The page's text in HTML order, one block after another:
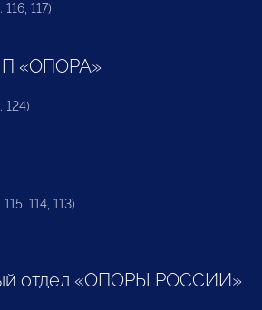
117)
«ОПОРА»
124)
114, 113)
отдел «ОПОРЫ РОССИИ»